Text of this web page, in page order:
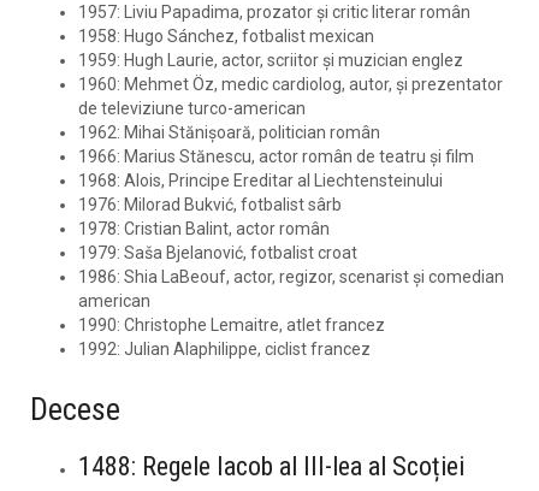
1957: Liviu Papadima, prozator și critic literar român
1958: Hugo Sánchez, fotbalist mexican
1959: Hugh Laurie, actor, scriitor și muzician englez
1960: Mehmet Öz, medic cardiolog, autor, și prezentator
de televiziune turco-american
1962: Mihai Stănișoară, politician român
1966: Marius Stănescu, actor român de teatru și film
1968: Alois, Principe Ereditar al Liechtensteinului
1976: Milorad Bukvić, fotbalist sârb
1978: Cristian Balint, actor român
1979: Saša Bjelanović, fotbalist croat
1986: Shia LaBeouf, actor, regizor, scenarist și comedian
american
1990: Christophe Lemaitre, atlet francez
1992: Julian Alaphilippe, ciclist francez
Decese
1488: Regele Iacob al III-lea al Scoției